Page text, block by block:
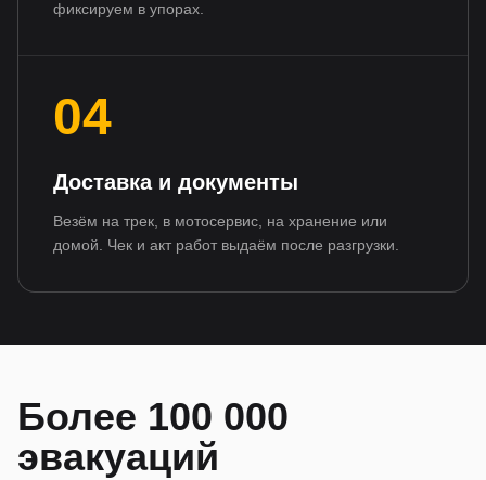
фиксируем в упорах.
04
Доставка и документы
Везём на трек, в мотосервис, на хранение или
домой. Чек и акт работ выдаём после разгрузки.
Более 100 000
эвакуаций